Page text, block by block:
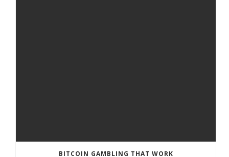
BITCOIN GAMBLING THAT WORK